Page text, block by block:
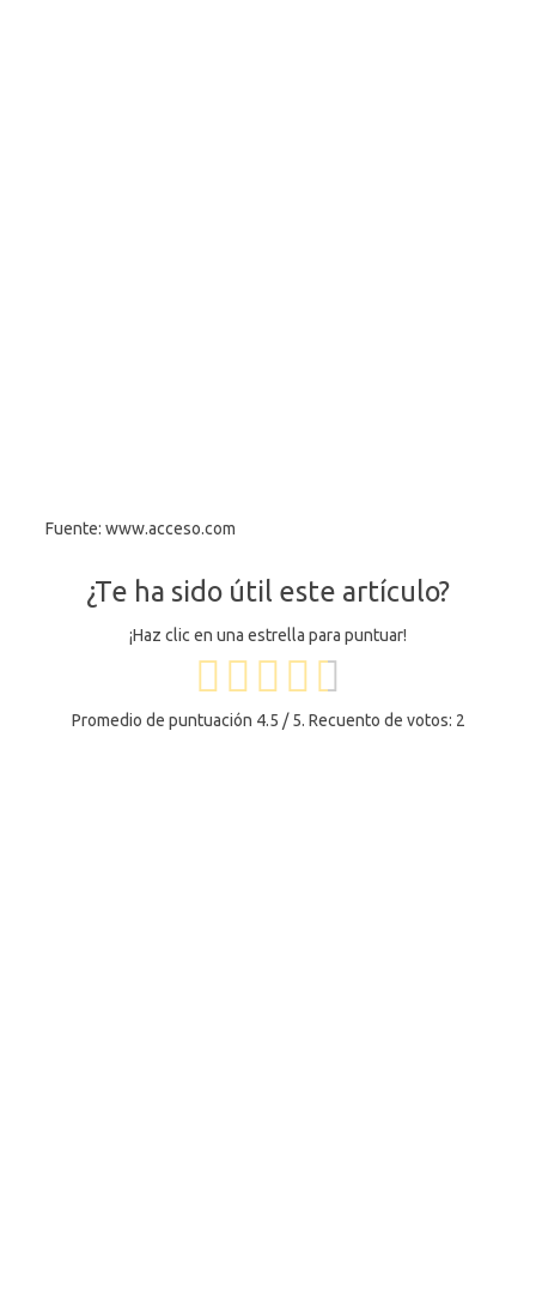
Fuente: www.acceso.com
¿Te ha sido útil este artículo?
¡Haz clic en una estrella para puntuar!
Promedio de puntuación 4.5 / 5. Recuento de votos: 2